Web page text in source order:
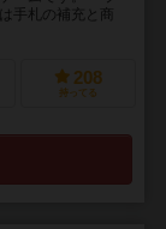
手札の補充と商
208
持ってる